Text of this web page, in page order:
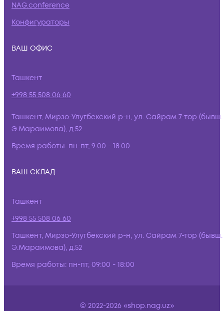
NAG.conference
Конфигураторы
ВАШ ОФИС
Ташкент
+998 55 508 06 60
Ташкент, Мирзо-Улугбекский р-н, ул. Сайрам 7-тор (бывш.
Э.Мараимова), д.52
Время работы: пн-пт, 9:00 - 18:00
ВАШ СКЛАД
Ташкент
+998 55 508 06 60
Ташкент, Мирзо-Улугбекский р-н, ул. Сайрам 7-тор (бывш.
Э.Мараимова), д.52
Время работы: пн-пт, 09:00 - 18:00
© 2022-2026 «shop.nag.uz»